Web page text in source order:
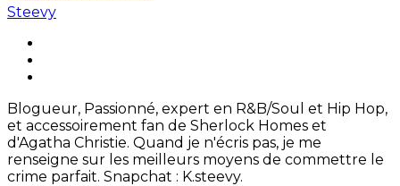
Steevy
Blogueur, Passionné, expert en R&B/Soul et Hip Hop,
et accessoirement fan de Sherlock Homes et
d'Agatha Christie. Quand je n'écris pas, je me
renseigne sur les meilleurs moyens de commettre le
crime parfait. Snapchat : K.steevy.